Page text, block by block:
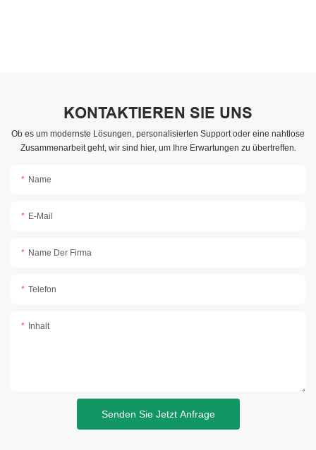
KONTAKTIEREN SIE UNS
Ob es um modernste Lösungen, personalisierten Support oder eine nahtlose
Zusammenarbeit geht, wir sind hier, um Ihre Erwartungen zu übertreffen.
Name
E-Mail
Name Der Firma
Telefon
Inhalt
Senden Sie Jetzt Anfrage